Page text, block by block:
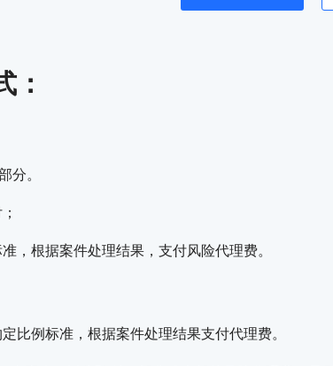
：
分。
，根据案件处理结果，支付风险代理费。
比例标准，根据案件处理结果支付代理费。